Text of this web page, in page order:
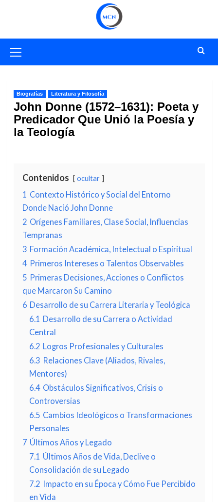
primario
Biografías Literatura y Filosofía
John Donne (1572–1631): Poeta y
Predicador Que Unió la Poesía y
la Teología
Contenidos ocultar
1 Contexto Histórico y Social del Entorno
Donde Nació John Donne
2 Orígenes Familiares, Clase Social, Influencias
Tempranas
3 Formación Académica, Intelectual o Espiritual
4 Primeros Intereses o Talentos Observables
5 Primeras Decisiones, Acciones o Conflictos
que Marcaron Su Camino
6 Desarrollo de su Carrera Literaria y Teológica
6.1 Desarrollo de su Carrera o Actividad
Central
6.2 Logros Profesionales y Culturales
6.3 Relaciones Clave (Aliados, Rivales,
Mentores)
6.4 Obstáculos Significativos, Crisis o
Controversias
6.5 Cambios Ideológicos o Transformaciones
Personales
7 Últimos Años y Legado
7.1 Últimos Años de Vida, Declive o
Consolidación de su Legado
7.2 Impacto en su Época y Cómo Fue Percibido
en Vida